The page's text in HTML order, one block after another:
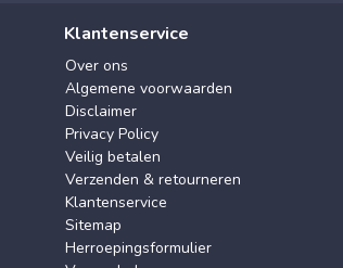
Klantenservice
Over ons
Algemene voorwaarden
Disclaimer
Privacy Policy
Veilig betalen
Verzenden & retourneren
Klantenservice
Sitemap
Herroepingsformulier